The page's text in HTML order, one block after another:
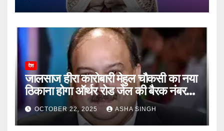
देश
जालसाज हीरा कारोबारी मेहुल चौकसी का नया
ठिकाना होगा ऑर्थर रोड जेल की बैरक नंबर
12OCTOBER 22, 2025 ASHA SINGH